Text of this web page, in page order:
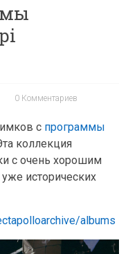
0 Комментариев
c программы
коллекция
с очень хорошим
исторических
albums